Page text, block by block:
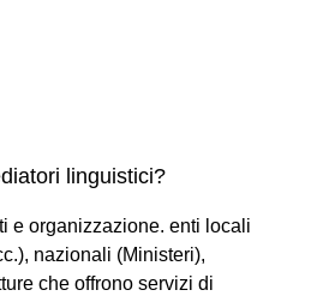
linguistici?
e organizzazione. enti locali
nazionali (Ministeri),
che offrono servizi di